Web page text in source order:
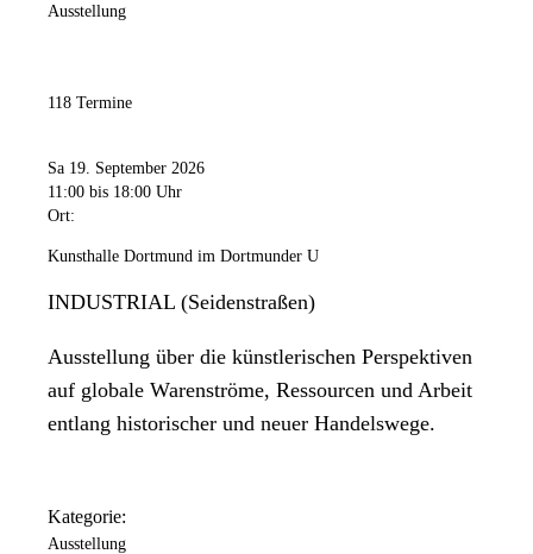
Ausstellung
118 Termine
Sa 19. September 2026
11:00 bis 18:00 Uhr
Ort:
Kunsthalle Dortmund im Dortmunder U
INDUSTRIAL (Seidenstraßen)
Ausstellung über die künstlerischen Perspektiven
auf globale Warenströme, Ressourcen und Arbeit
entlang historischer und neuer Handelswege.
Kategorie:
Ausstellung